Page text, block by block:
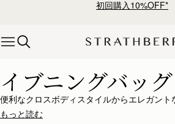
初回購入10%OFF*
イブニングバッグ
便利なクロスボディスタイルからエレガント
Strathberryのイブニングバッグでドレスアッ
もっと読む